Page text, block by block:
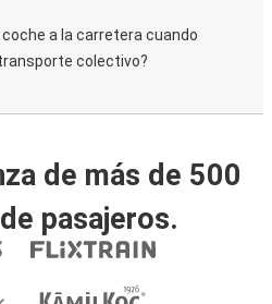
a la carretera cuando
colectivo?
de más de 500
pasajeros.